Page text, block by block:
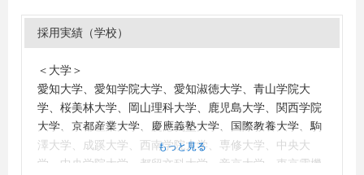
採用実績（学校）
＜大学＞
愛知大学、愛知学院大学、愛知淑徳大学、青山学院大
学、桜美林大学、岡山理科大学、鹿児島大学、関西学院
大学、京都産業大学、慶應義塾大学、国際教養大学、駒
澤大学、成蹊大学、西南学院大学、専修大学、中央大
学、中央学院大学、都留文科大学、帝京大学、東京電機
もっと見る